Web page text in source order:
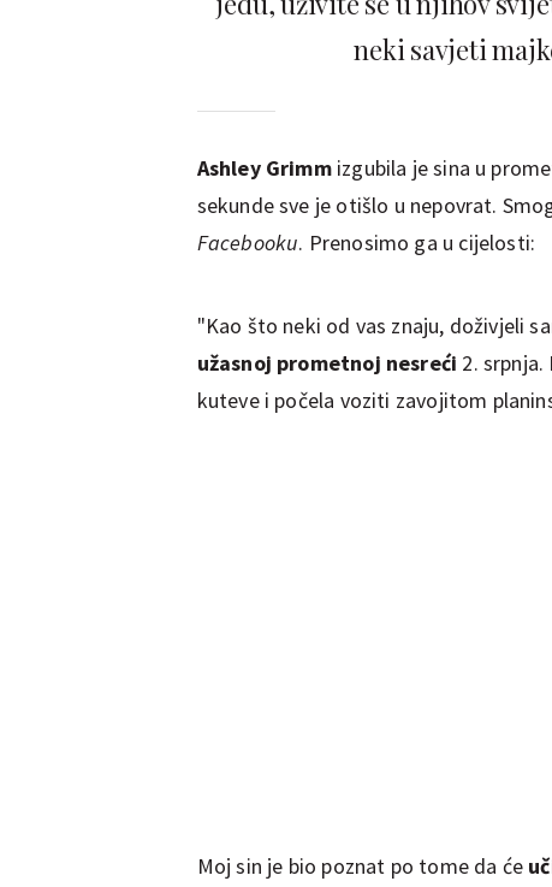
neki savjeti
Ashley Grimmizgubila je sina u
sekunde sve je otišlo u nepovrat.
Facebooku. Prenosimo ga u cijelosti:
"Kao što neki od vas znaju, doživjeli
užasnoj prometnoj nesreći 2.
kuteve i počela voziti zavojitom
Moj sin je bio poznat po tome da će